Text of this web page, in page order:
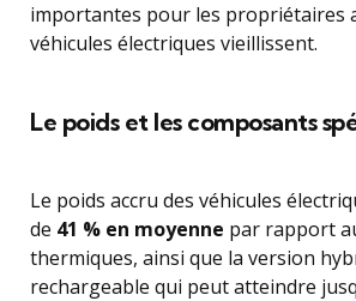
importantes pour les propriétaires
véhicules électriques vieillissent.
Le poids et les composants
Le poids accru des véhicules
de 41 % en moyenne par rapport
thermiques, ainsi que la version
rechargeable qui peut atteindre